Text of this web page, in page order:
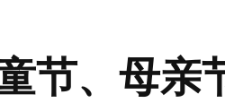
节、母亲